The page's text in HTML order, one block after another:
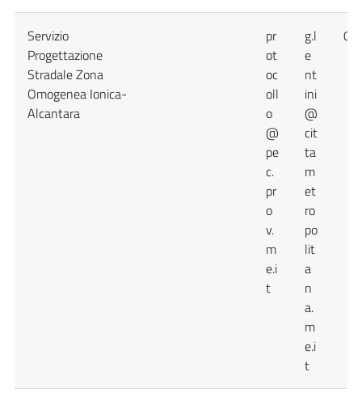
Servizio
Progettazione
Stradale Zona
Omogenea Ionica-
Alcantara
pr
ot
oc
oll
o
@
pe
c.
pr
o
v.
m
e.i
t
g.l
e
nt
ini
@
cit
ta
m
et
ro
po
lit
a
n
a.
m
e.i
t